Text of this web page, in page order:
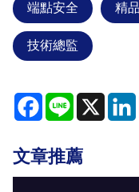
端點安全 精
技術總監
Facebook
Line X
文章推薦